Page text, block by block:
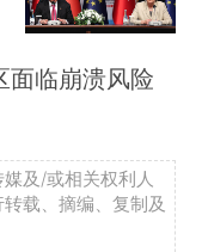
面临崩溃风险
及/或相关权利人
载、摘编、复制及